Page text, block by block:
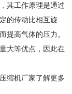
其工作原理是通过
的传动比相互旋
提高气体的压力。
大等优点，因此在
缩机厂家了解更多